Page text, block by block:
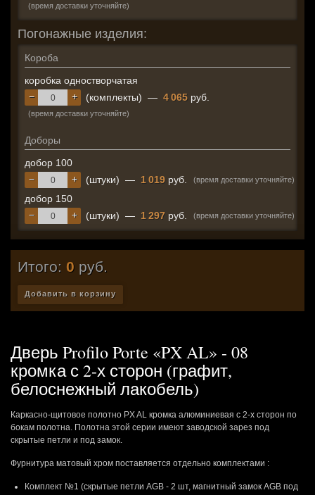
(время доставки уточняйте)
Погонажные изделия:
Короба
коробка одностворчатая
+
− (комплекты) — 4 065 руб.
(время доставки уточняйте)
Доборы
добор 100
+
− (штуки) — 1 019 руб. (время доставки уточняйте)
добор 150
+
− (штуки) — 1 297 руб. (время доставки уточняйте)
Итого: 0 руб.
Добавить в корзину
Дверь Profilo Porte «PX AL» - 08
кромка с 2-х сторон (графит,
белоснежный лакобель)
Каркасно-щитовое полотно PX AL кромка алюминиевая с 2-х сторон по
бокам полотна. Полотна этой серии имеют заводской зарез под
скрытые петли и под замок.
Фурнитура матовый хром поставляется отдельно комплектами :
Комплект №1 (скрытые петли AGB - 2 шт, магнитный замок AGB под